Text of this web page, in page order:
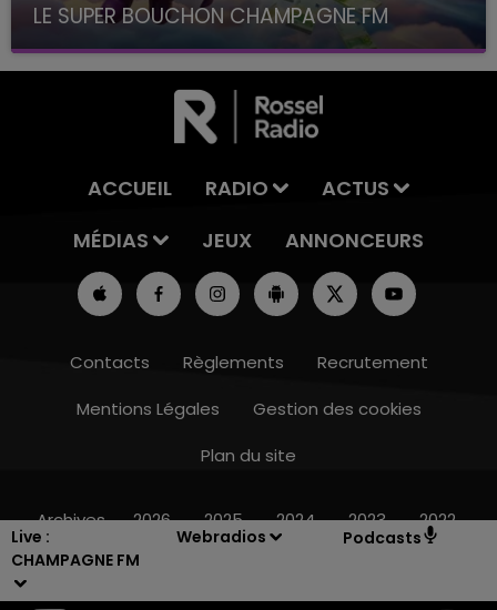
Live :
CHAMPAGNE FM
Webradios Podcasts
16h00 - 20h00
LE SUPER BOUCHON CHAMPAGNE FM
avec La Famille Champagne FM, à 8H10
ACCUEIL RADIO
ACTUS
MÉDIAS
JEUX ANNONCEURS
Contacts Règlements
Recrutement
Mentions Légales
Gestion des cookies
Plan du site
Archives 2026 2025 2024 2023 2022